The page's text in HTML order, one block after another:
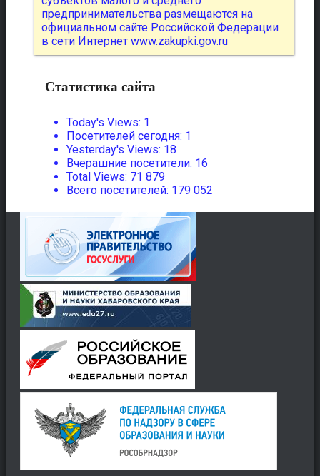
предпринимательства размещаются на
официальном сайте Российской Федерации
в сети Интернет www.zakupki.gov.ru
Статистика сайта
Today's Views: 1
Посетителей сегодня: 1
Yesterday's Views: 18
Вчерашние посетители: 16
Total Views: 71 879
Всего посетителей: 179 052